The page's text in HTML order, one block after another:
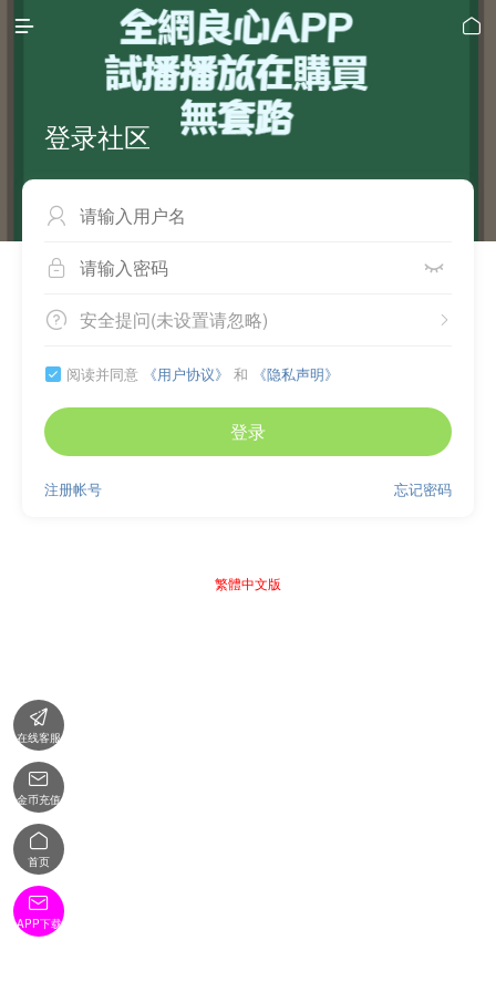
 
登录社区

 
 
安全提问(未设置请忽略)
 阅读并同意 《用户协议》 和 《隐私声明》
登录
忘记密码
注册帐号
繁體中文版

在线客服

金币充值

首页

APP下载